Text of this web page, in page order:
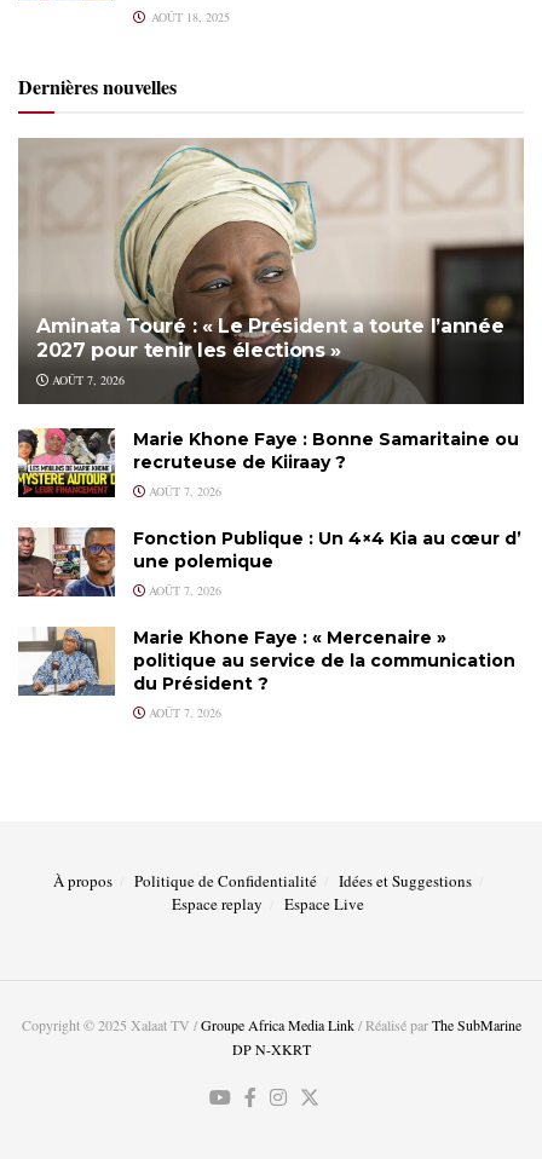
AOÛT 18, 2025
Dernières nouvelles
Aminata Touré : « Le Président a toute l’année
2027 pour tenir les élections »
AOÛT 7, 2026
Marie Khone Faye : Bonne Samaritaine ou
recruteuse de Kiiraay ?
AOÛT 7, 2026
Fonction Publique : Un 4×4 Kia au cœur d’
une polemique
AOÛT 7, 2026
Marie Khone Faye : « Mercenaire »
politique au service de la communication
du Président ?
AOÛT 7, 2026
À propos Politique de Confidentialité
Idées et Suggestions
Espace replay
Espace Live
Copyright © 2025 Xalaat TV /Groupe Africa Media Link/ Réalisé parThe SubMarine
DP N-XKRT